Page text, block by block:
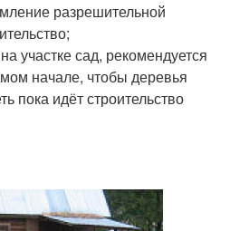
разрешительной
участке сад, рекомендуется
начале, чтобы деревья
пока идёт строительство